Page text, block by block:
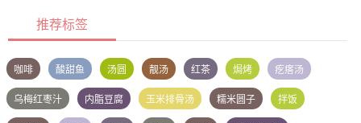
推荐标签
咖啡 酸甜鱼 汤圆 靓汤 红茶 焗烤 疙瘩汤
乌梅红枣汁 内脂豆腐 玉米排骨汤 糯米圆子 拌饭